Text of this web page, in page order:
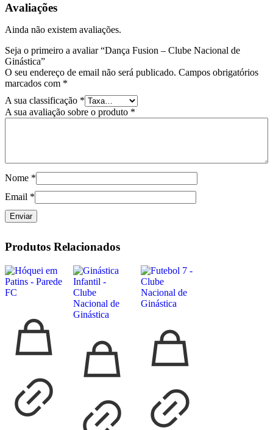
Avaliações
Ainda não existem avaliações.
Seja o primeiro a avaliar “Dança Fusion – Clube Nacional de
Ginástica”
O seu endereço de email não será publicado. Campos obrigatórios
marcados com *
A sua classificação *
A sua avaliação sobre o produto *
Nome *
Email *
Produtos Relacionados